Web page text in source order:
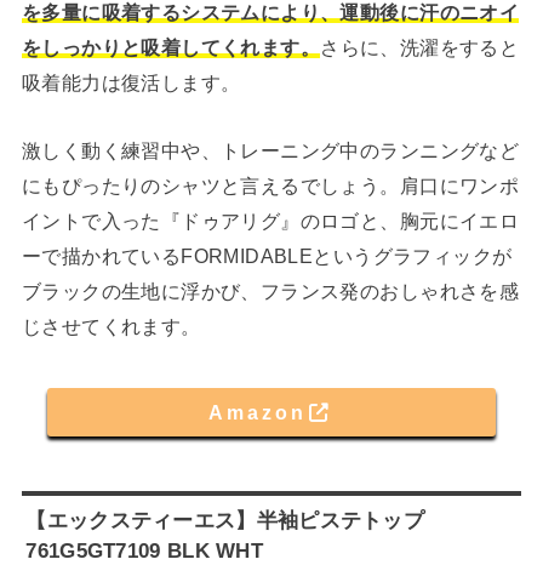
を多量に吸着するシステムにより、運動後に汗のニオイ
をしっかりと吸着してくれます。
さらに、洗濯をすると
吸着能力は復活します。
激しく動く練習中や、トレーニング中のランニングなど
にもぴったりのシャツと言えるでしょう。肩口にワンポ
イントで入った『ドゥアリグ』のロゴと、胸元にイエロ
ーで描かれているFORMIDABLEというグラフィックが
ブラックの生地に浮かび、フランス発のおしゃれさを感
じさせてくれます。
Amazon
【エックスティーエス】半袖ピステトップ
761G5GT7109 BLK WHT